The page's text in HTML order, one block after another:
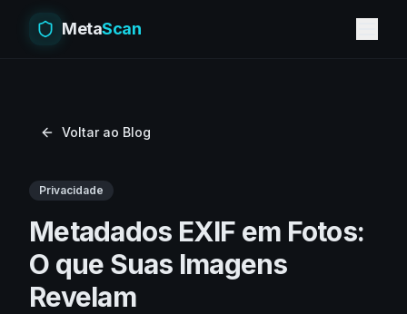
MetaScan
Voltar ao Blog
Privacidade
Metadados EXIF em Fotos:
O que Suas Imagens
Revelam